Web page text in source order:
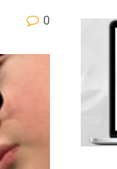
0